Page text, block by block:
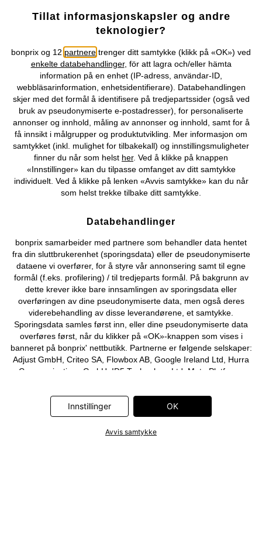
Selskapet
Topkategorier / Sesongvarer
Du kan også finne oss på
Kjøpsvilkår Personopplysninger Cookie-innstillinger
Om Oss Angre kjøp
©2026 bonprix.
Tillat informasjonskapsler og andre
teknologier?
bonprix og 12 partnere trenger ditt samtykke (klikk på «OK») ved
enkelte databehandlinger, för att lagra och/eller hämta
information på en enhet (IP-adress, användar-ID,
webbläsarinformation, enhetsidentifierare). Databehandlingen
skjer med det formål å identifisere på tredjepartssider (også ved
bruk av pseudonymiserte e-postadresser), for personaliserte
annonser og innhold, måling av annonser og innhold, samt for å
få innsikt i målgrupper og produktutvikling. Mer informasjon om
samtykket (inkl. mulighet for tilbakekall) og innstillingsmuligheter
finner du når som helst her. Ved å klikke på knappen
«Innstillinger» kan du tilpasse omfanget av ditt samtykke
individuelt. Ved å klikke på lenken «Avvis samtykke» kan du når
som helst trekke tilbake ditt samtykke.
Databehandlinger
bonprix samarbeider med partnere som behandler data hentet
fra din sluttbrukerenhet (sporingsdata) eller de pseudonymiserte
dataene vi overfører, for å styre vår annonsering samt til egne
formål (f.eks. profilering) / til tredjeparts formål. På bakgrunn av
dette krever ikke bare innsamlingen av sporingsdata eller
overføringen av dine pseudonymiserte data, men også deres
viderebehandling av disse leverandørene, et samtykke.
Sporingsdata samles først inn, eller dine pseudonymiserte data
overføres først, når du klikker på «OK»-knappen som vises i
banneret på bonprix' nettbutikk. Partnerne er følgende selskaper:
Adjust GmbH, Criteo SA, Flowbox AB, Google Ireland Ltd, Hurra
Communications GmbH, ID5 Technology Ltd, Meta Platforms
Ltd, RTB-House GmbH, Snap Group Ltd, TikTok Information
Technologies UK Ltd. Ytterligere informasjon om
databehandlingene utført av disse partnerne finner du i
. Informasjonen er også tilgjengelig via en
Innstillinger OK
Avvis samtykke